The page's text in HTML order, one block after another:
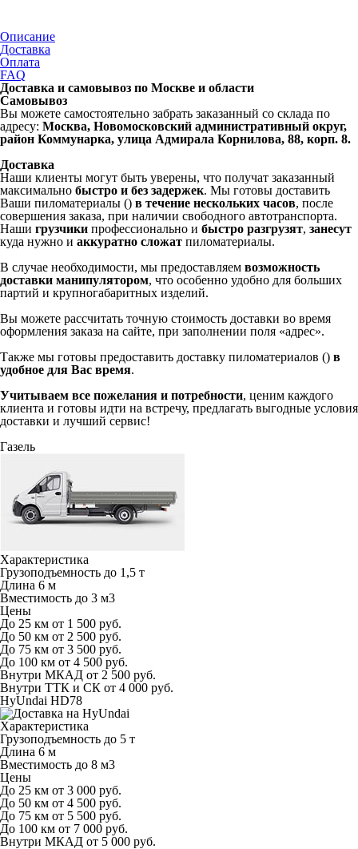
Описание
Доставка
Оплата
FAQ
Доставка и самовывоз по Москве и области
Самовывоз
Вы можете самостоятельно забрать заказанный со склада по
адресу: Москва, Новомосковский административный округ,
район Коммунарка, улица Адмирала Корнилова, 88, корп. 8.
Доставка
Наши клиенты могут быть уверены, что получат заказанный
максимально быстро и без задержек. Мы готовы доставить
Ваши пиломатериалы () в течение нескольких часов, после
совершения заказа, при наличии свободного автотранспорта.
Наши грузчики профессионально и быстро разгрузят, занесут
куда нужно и аккуратно сложат пиломатериалы.
В случае необходимости, мы предоставляем возможность
доставки манипулятором, что особенно удобно для больших
партий и крупногабаритных изделий.
Вы можете рассчитать точную стоимость доставки во время
оформления заказа на сайте, при заполнении поля «адрес».
Также мы готовы предоставить доставку пиломатериалов () в
удобное для Вас время.
Учитываем все пожелания и потребности, ценим каждого
клиента и готовы идти на встречу, предлагать выгодные условия
доставки и лучший сервис!
Газель
Характеристика
Грузоподъемность до 1,5 т
Длина 6 м
Вместимость до 3 м3
Цены
До 25 км от 1 500 руб.
До 50 км от 2 500 руб.
До 75 км от 3 500 руб.
До 100 км от 4 500 руб.
Внутри МКАД от 2 500 руб.
Внутри ТТК и СК от 4 000 руб.
HyUndai HD78
Характеристика
Грузоподъемность до 5 т
Длина 6 м
Вместимость до 8 м3
Цены
До 25 км от 3 000 руб.
До 50 км от 4 500 руб.
До 75 км от 5 500 руб.
До 100 км от 7 000 руб.
Внутри МКАД от 5 000 руб.